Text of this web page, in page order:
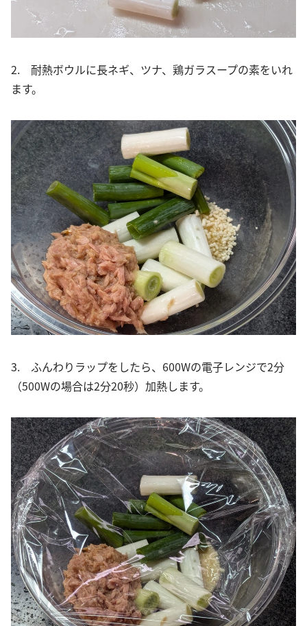
2. 耐熱ボウルに長ネギ、ツナ、鶏ガラスープの素をいれ
ます。
3. ふんわりラップをしたら、600Wの電子レンジで2分
（500Wの場合は2分20秒）加熱します。